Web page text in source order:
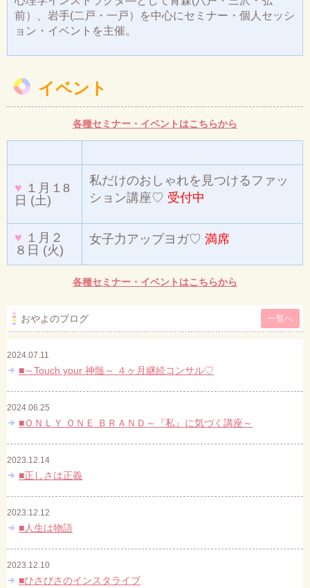
前）、岩手(二戸・一戸）を中心にセミナー・個人セッシ
ョン・イベントを主催。
イベント
各種セミナー・イベントはこちらから
♥ １月１8
日 (土)
私だけのおしゃれを見つけるファッ
ション講座♡ 受付中
♥ １月２
８日 (火)
女子力アップヨガ♡ 満席
各種セミナー・イベントはこちらから
おやよのブログ 一覧へ
2024.07.11
■～Touch your 神髄～ ４ヶ月継続コンサル♡
2024.06.25
■ＯＮＬＹ ＯＮＥ ＢＲＡＮＤ～『私』に気づく講座～
2023.12.14
■正しさは正義
2023.12.12
■人生は物語
2023.12.10
■ひさびさのインスタライブ